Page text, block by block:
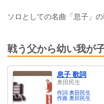
ソロとしての名曲「息子」
戦う父から幼い我が
息子 歌詞
奥田民生
作詞 奥田民生
作曲 奥田民生